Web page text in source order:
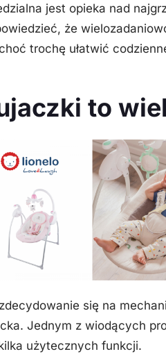
jest opieka nad
że
trochę ułatwić
to
się na
Jednym z wiodących
użytecznych funkcji.